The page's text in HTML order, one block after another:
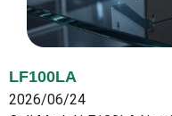
LF100LA
2026/06/24